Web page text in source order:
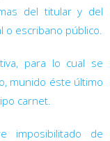
del titular y del
o escribano público.
para lo cual se
munido éste último
carnet.
imposibilitado de